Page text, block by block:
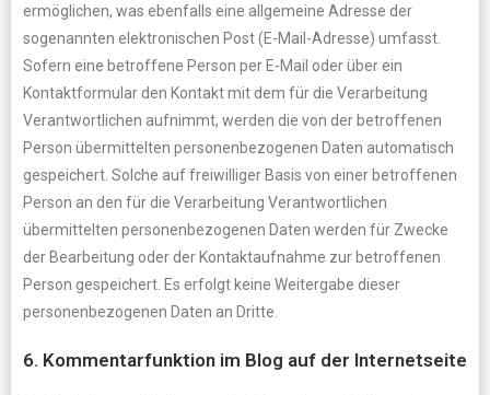
ermöglichen, was ebenfalls eine allgemeine Adresse der
sogenannten elektronischen Post (E-Mail-Adresse) umfasst.
Sofern eine betroffene Person per E-Mail oder über ein
Kontaktformular den Kontakt mit dem für die Verarbeitung
Verantwortlichen aufnimmt, werden die von der betroffenen
Person übermittelten personenbezogenen Daten automatisch
gespeichert. Solche auf freiwilliger Basis von einer betroffenen
Person an den für die Verarbeitung Verantwortlichen
übermittelten personenbezogenen Daten werden für Zwecke
der Bearbeitung oder der Kontaktaufnahme zur betroffenen
Person gespeichert. Es erfolgt keine Weitergabe dieser
personenbezogenen Daten an Dritte.
6. Kommentarfunktion im Blog auf der Internetseite